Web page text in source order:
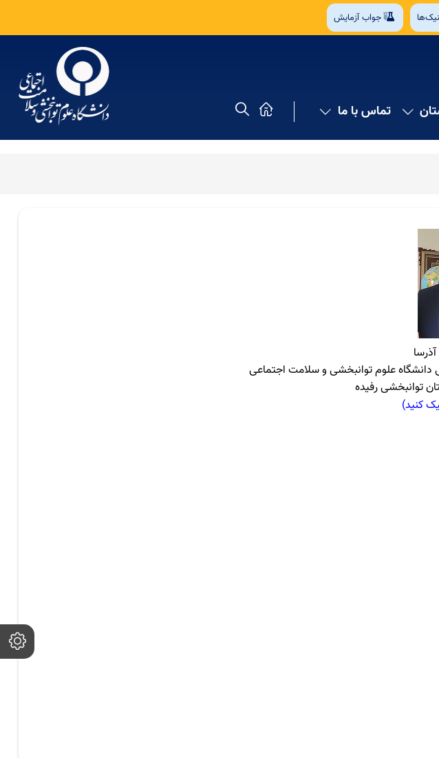
جواب آزمایش
تماس با ما
دانشگاه علوم توانبخشی و سلامت اجتماعی
توانبخشی رفیده
کنید)